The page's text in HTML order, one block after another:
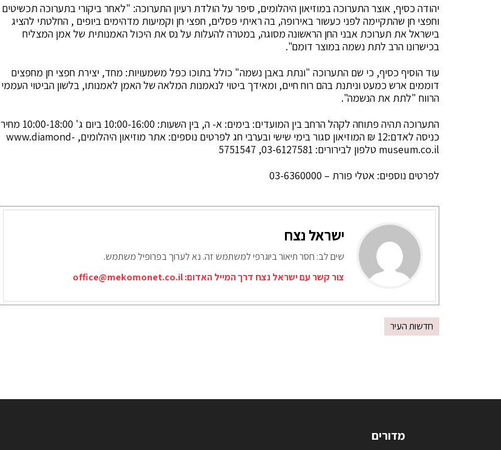
יהודה כסיף, אוצר התערוכה במוזיאון היהלומים, סיפר על הולדת רעיון התערוכה: "לאחר ביקורי בתערוכה תכשיטים
וחפצי חן שהתקיימה לפני כעשור באירופה, בה ראיתי פסלים, חפצי חן וקמיעות מדהימים ביופים , החלטתי להציג
בישראל את תערוכת אבני החן הראשונה מסוגה, במטרה להעלות על נס את היכול האמנותית של אמן המצליח
בכישרונו הרב לתת נשמה במוצר דומם".
עוד הוסיף כסיף, כי שם התערוכה "ונתת באבן נשמה" כולל בתוכו כפל משמעויות: מחד, יצירת חפצי חן מחפצים
דוממים ארש כמעט וניתנת בהם רוח חיים, ומאידך ביטוי לנאמנות המלאה של האמן לאמנותו, בלשון הביטוי העממי
הרווח "לתת את הנשמה".
התערוכה תהיה פתוחה לקהל הרחב בין המועדים: בימים: א- ה, בין השעות: 10:00-16:00 ביום ג' 10:00-18:00 מחיר
כניסה לאדם:12 ₪ המוזיאון סגור בימי שישי ובערבי חג לפרטים נוספים: אתר מוזיאון היהלומים, www.diamond-
museum.co.il טלפון לבירורים: 03-6127581, 5751547
לפרטים נוספים: אטלי פורת – 03-6360000
ישראל נצח
שים לב: חסר תיאור ביוגרפי למשתמש זה. נא לערוך בפרופיל משתמש.
צור קשר עם ישראל נצח דרך המייל האדום:office@mekomonet.co.il
חדשות העיר
מדורים